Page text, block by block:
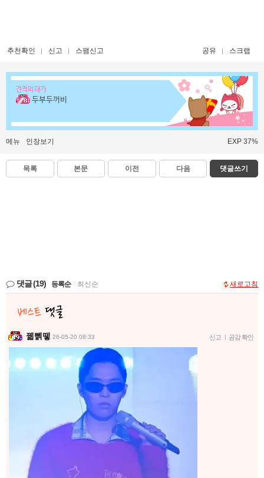
추천확인 신고 스팸신고 공유 스크랩
견적의 대가
두부두꺼비
메뉴 인장보기 EXP 37%
목록 본문 이전 다음 댓글쓰기
댓글(19) 등록순 최신순 새로고침
꿻뻵뗗 26-05-20 08:33 신고 공감 확인